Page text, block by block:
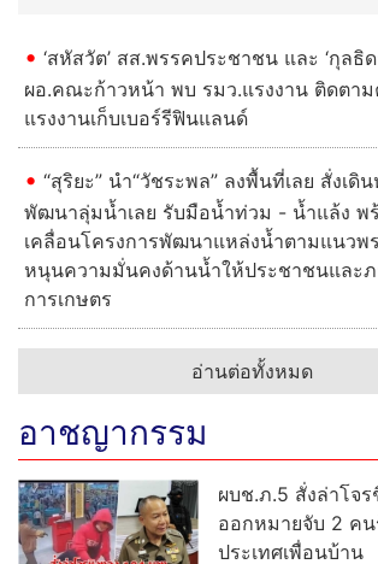
อ่านต่อทั้งหมด
อาชญากรรม
ผบช.ภ.5 สั่งล่าโจร
ออกหมายจับ 2 คน
ปืนตาข่ายสยบคลั่ง
"บิ๊กตุ้ย" ผบช.ภ.5
จับยาเสพติดรายส